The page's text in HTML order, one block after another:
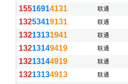
15516914131 联通
13253419131 联通
13213131941 联通
13213149419 联通
13213144919 联通
13213134913 联通